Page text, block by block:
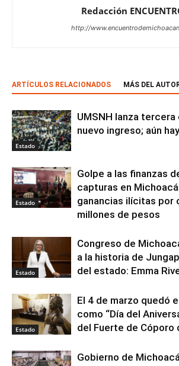
Redacción
http://
ARTÍCULOS RELACIONADOS MÁS DEL
Estado
UMSNH lanza
nuevo ingreso; aún
Estado
Golpe a las finanzas
capturas en
ganancias ilícitas por
millones de pesos
Estado
Congreso de
a la historia de
del estado: Emma
Estado
El 4 de marzo quedó
como “Día del
del Fuerte de Cóporo
Gobierno de